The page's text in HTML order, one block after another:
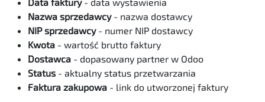
Nazwa sprzedawcy- nazwa dostawcy
NIP sprzedawcy- numer NIP dostawcy
Kwota - wartość brutto faktury
Dostawca - dopasowany partner w Odoo
Status - aktualny status przetwarzania
Faktura zakupowa - link do utworzonej faktury